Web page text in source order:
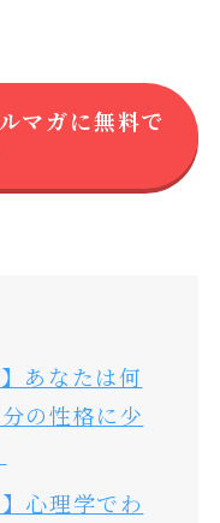
マガに無料で
あなたは何
の性格に少
心理学でわ